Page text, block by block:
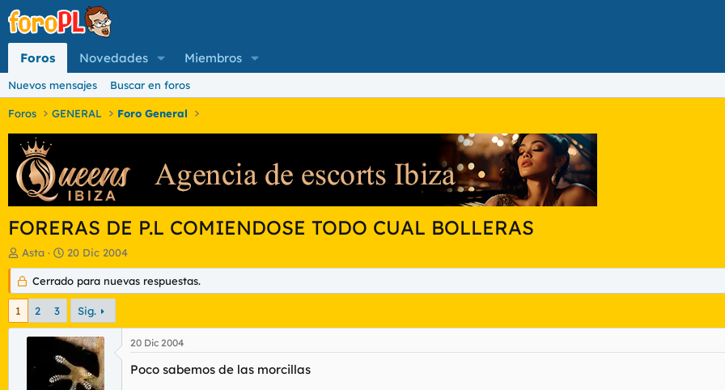
Foros Novedades Miembros
Nuevos mensajes Buscar en foros
Foros GENERAL Foro General
FORERAS DE P.L COMIENDOSE TODO CUAL BOLLERAS
I
n
i
c
a
d
Asta
F
e
c
h
d
e
n
i
20 Dic 2004
Cerrado para nuevas respuestas.
1 2 3 Sig.
20 Dic 2004
Poco sabemos de las morcillas